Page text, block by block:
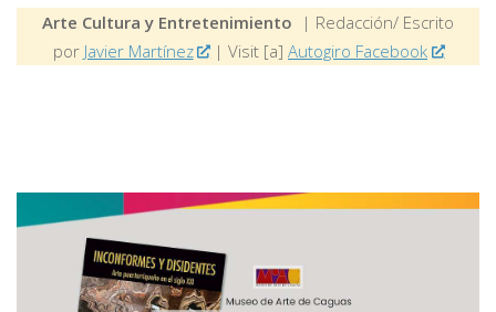
Arte Cultura y Entretenimiento | Redacción/ Escrito
por Javier Martínez | Visit [a] Autogiro Facebook